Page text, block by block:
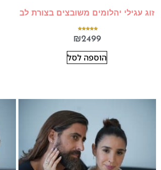
זוג עגילי יהלומים משובצים בצורת לב
5.00
מתוך 5 ₪2499
הוספה לסל